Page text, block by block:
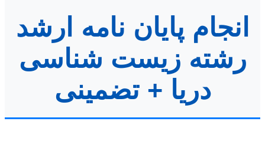
انجام پایان نامه ارشد
رشته زیست شناسی
دریا + تضمینی